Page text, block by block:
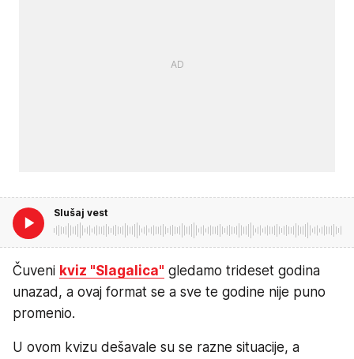
Slušaj vest
Čuveni kviz "Slagalica" gledamo trideset godina
unazad, a ovaj format se a sve te godine nije puno
promenio.
U ovom kvizu dešavale su se razne situacije, a